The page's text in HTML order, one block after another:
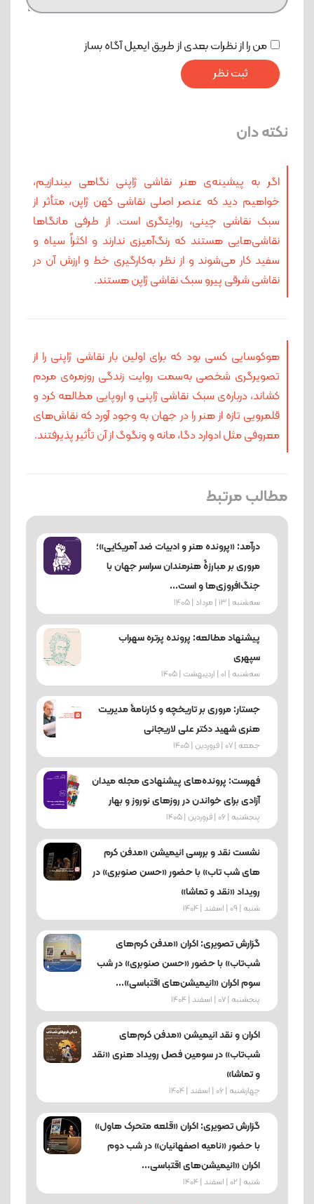
من را از نظرات بعدی از طریق ایمیل آگاه بساز
نکته دان
اگر به پیشینه‌ی هنر نقاشی ژاپنی نگاهی بیندازیم،
خواهیم دید که عنصر اصلی نقاشی کهن ژاپن، متأثر از
سبک نقاشی چینی‌، روایتگری است. از طرفی مانگاها
نقاشی‌هایی هستند که رنگ‌آمیزی ندارند و اکثراً سیاه و
سفید کار می‌شوند و از نظر به‌کارگیری خط و ارزش آن در
نقاشی شرقی پیرو سبک نقاشی ژاپن هستند.
هوکوسایی کسی بود که برای اولین بار نقاشی ژاپنی را از
تصویرگری شخصی به‌سمت روایت زندگی روزمره‌ی مردم
کشاند، درباره‌ی سبک نقاشی ژاپنی و اروپایی مطالعه کرد و
قلمرویی تازه از هنر را در جهان به وجود آورد که نقاش‌های
معروفی مثل ادوارد دگا، مانه و ونگوگ از آن تأثیر پذیرفتند.
مطالب مرتبط
درآمد: «پرونده هنر و ادبیات ضد آمریکایی»؛
مروری بر مبارزۀ هنرمندان سراسر جهان با
جنگ‌افروزی‌ها و است...
ﺳﻪشنبه | 13 | مرداد | 1405
پیشنهاد مطالعه: پرونده پرتره سهراب
سپهری
ﺳﻪشنبه | 01 | اردیبهشت | 1405
جستار: مروری بر تاریخچه و کارنامۀ مدیریت
هنری شهید دکتر علی لاریجانی
جمعه | 07 | فروردین | 1405
فهرست: پرونده‌های پیشنهادی مجله میدان
آزادی برای خواندن در روزهای نوروز و بهار
پنجشنبه | 06 | فروردین | 1405
نشست نقد و بررسی انیمیشن «مدفن کرم‌
های شب‌ تاب» با حضور «حسن صنوبری» در
رویداد «نقد و تماشا»
شنبه | 09 | اسفند | 1404
گزارش تصویری: اکران «مدفن کرم‌های
شب‌تاب» با حضور «حسن صنوبری» در شب
سوم اکران «انیمیشن‌های اقتباسی»...
پنجشنبه | 07 | اسفند | 1404
اکران و نقد انیمیشن «مدفن کرم‌های
شب‌تاب» در سومین فصل رویداد هنری «نقد
و تماشا»
چهارشنبه | 06 | اسفند | 1404
گزارش تصویری: اکران «قلعه متحرک هاول»
با حضور «نامیه اصفهانیان» در شب دوم
اکران «انیمیشن‌های اقتباسی...
شنبه | 02 | اسفند | 1404